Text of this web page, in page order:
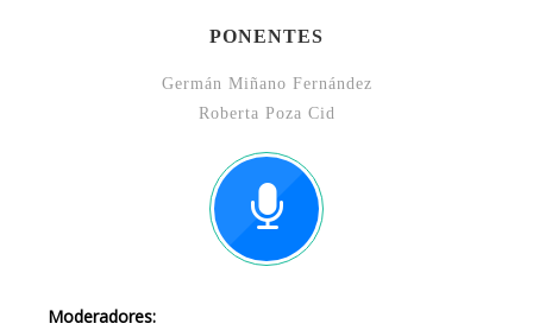
PONENTES
Germán Miñano Fernández
Roberta Poza Cid
Moderadores: